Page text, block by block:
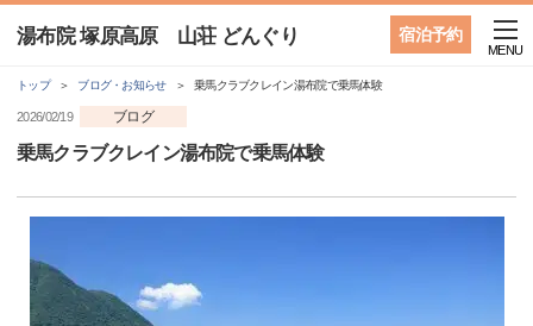
宿泊予約
湯布院 塚原高原 山荘 どんぐり
MENU
トップ ブログ・お知らせ 乗馬クラブクレイン湯布院で乗馬体験
2026/02/19 ブログ
乗馬クラブクレイン湯布院で乗馬体験